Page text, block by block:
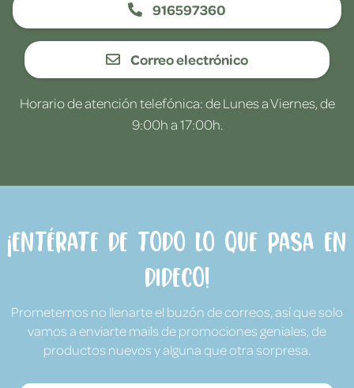
916597360
Correo electrónico
Horario de atención telefónica: de Lunes a Viernes, de
9:00h a 17:00h.
¡Entérate de todo lo que pasa en
Dideco!
Prometemos no llenarte el buzón de correos, así que solo
vamos a enviarte mails de promociones geniales, de
productos nuevos y alguna que otra sorpresa.